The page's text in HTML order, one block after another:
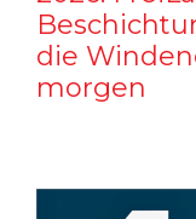
die
morgen